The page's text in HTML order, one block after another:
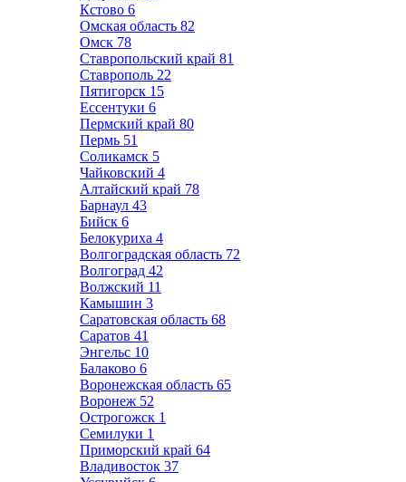
Кстово 6
Омская область 82
Омск 78
Ставропольский край 81
Ставрополь 22
Пятигорск 15
Ессентуки 6
Пермский край 80
Пермь 51
Соликамск 5
Чайковский 4
Алтайский край 78
Барнаул 43
Бийск 6
Белокуриха 4
Волгоградская область 72
Волгоград 42
Волжский 11
Камышин 3
Саратовская область 68
Саратов 41
Энгельс 10
Балаково 6
Воронежская область 65
Воронеж 52
Острогожск 1
Семилуки 1
Приморский край 64
Владивосток 37